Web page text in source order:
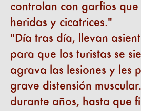
controlan con garfios que
heridas y cicatrices.
Día tras día, llevan
para que los turistas se
agrava las lesiones y les
grave distensión
durante años, hasta que